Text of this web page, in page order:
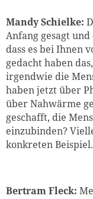
Mandy Schielke:
Anfang gesagt
dass es bei Ihnen
gedacht haben
irgendwie die
haben jetzt über
über Nahwärme
geschafft, die
einzubinden?
konkreten Beispiel.
Bertram Fleck: